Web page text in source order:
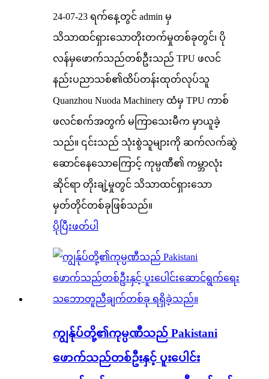
24-07-23 ရက်နေ့တွင် admin မှ
သိသာထင်ရှားသောတိုးတက်မှုတစ်ခုတွင်၊ ပို
လန်မှဖောက်သည်တစ်ဦးသည် TPU ဖလင်
နည်းပညာသစ်၏ထိပ်တန်းထုတ်လုပ်သူ
Quanzhou Nuoda Machinery ထံမှ TPU ကာစ်
ဖလင်စက်အတွက် မကြာသေးမီက မှာယူခဲ့
သည်။ ၎င်းသည် သုံးစွဲသူများကို ဆက်လက်ဆွဲ
ဆောင်နေသောကြောင့် ကုမ္ပဏီ၏ ကမ္ဘာလုံး
ဆိုင်ရာ တိုးချဲ့မှုတွင် သိသာထင်ရှားသော
မှတ်တိုင်တစ်ခုဖြစ်သည်။
ပိုပြီးဖတ်ပါ
ကျွန်ုပ်တို့၏ကုမ္ပဏီသည် Pakistani
ဖောက်သည်တစ်ဦးနှင့် ပူးပေါင်း